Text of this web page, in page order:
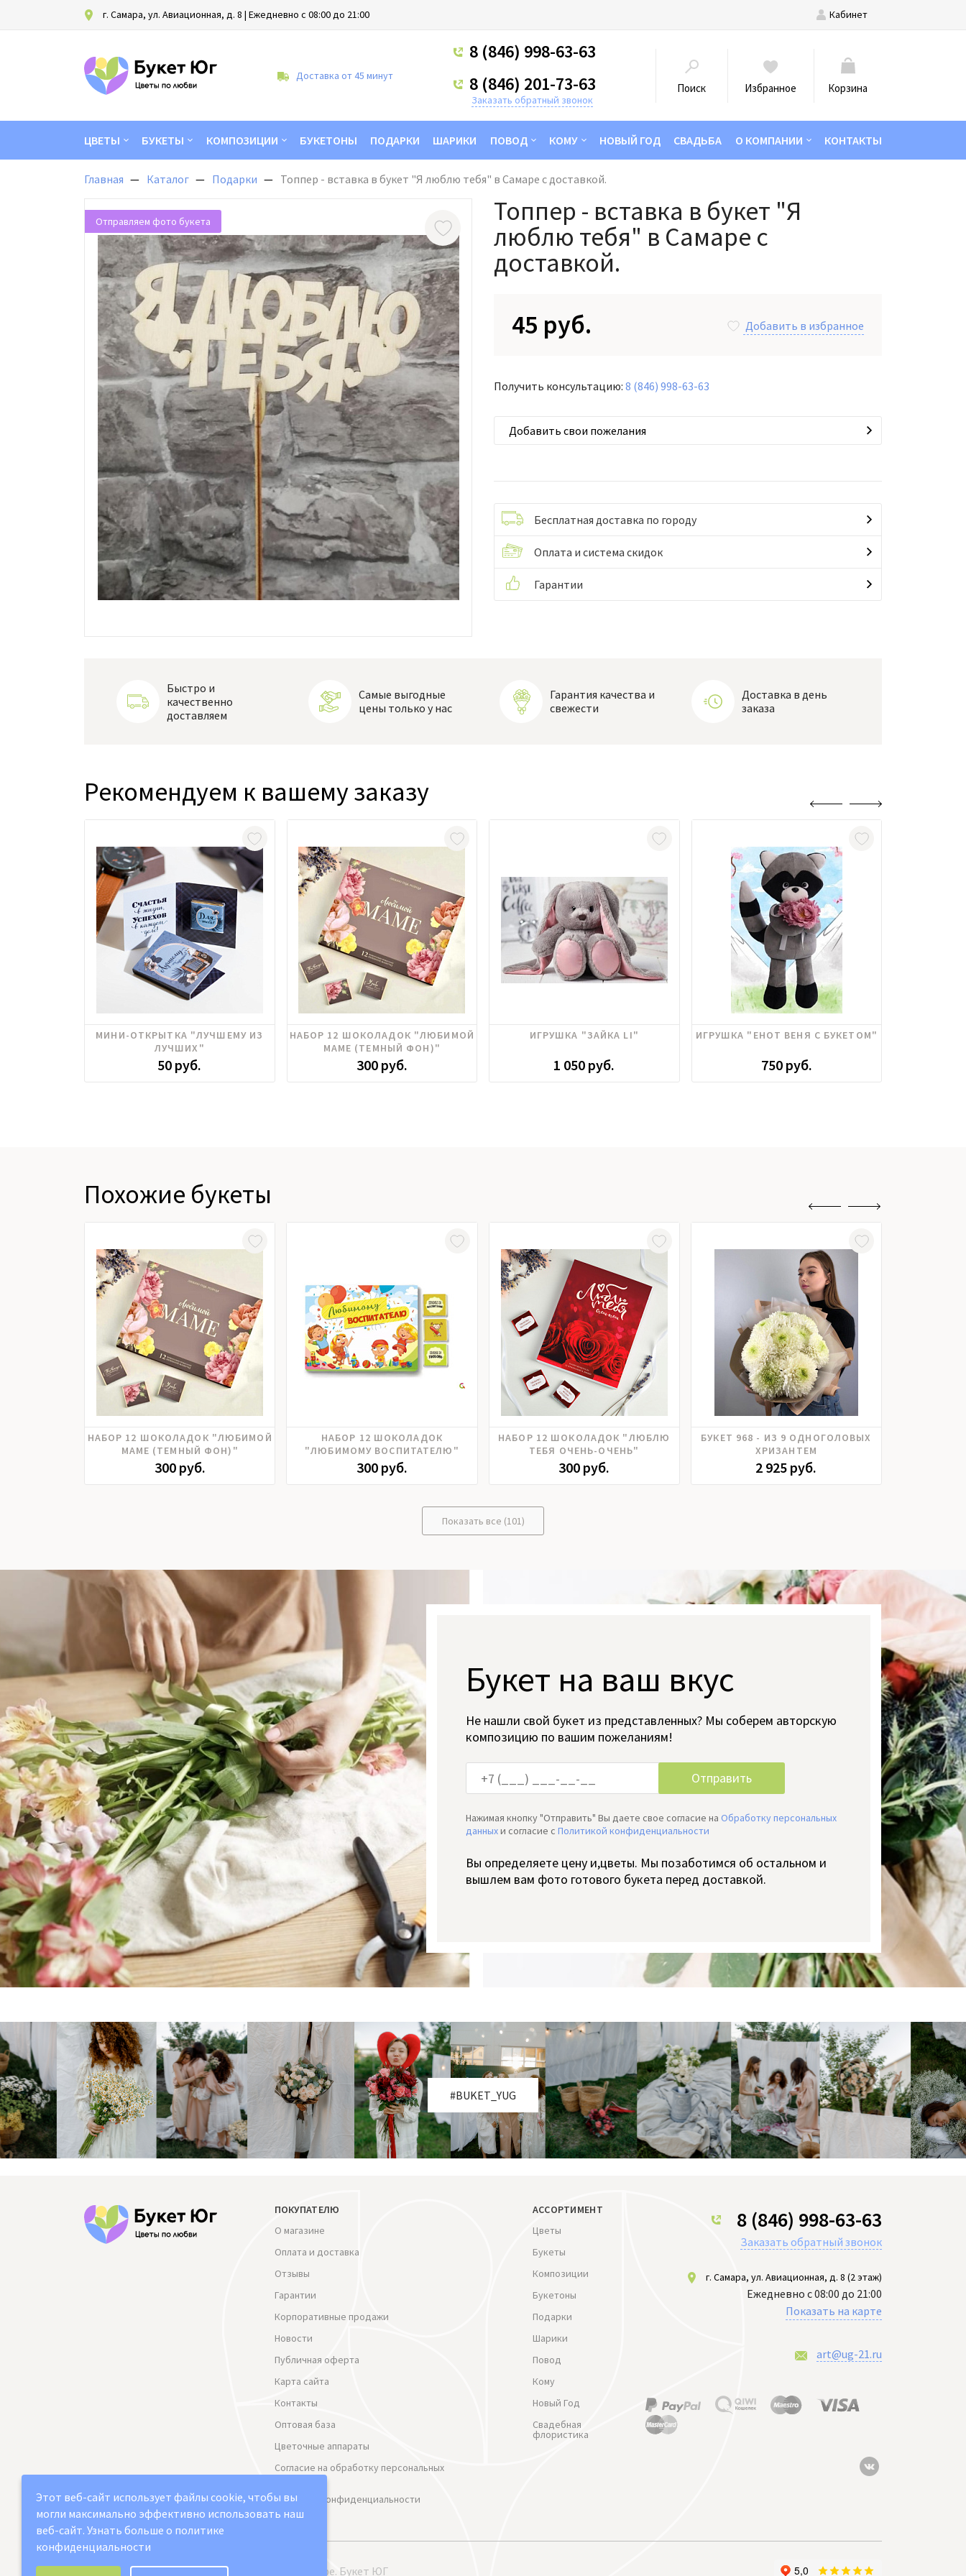
г. Самара, ул. Авиационная, д. 8 | Ежедневно с 08:00 до 21:00 Кабинет
Доставка от 45 минут
8 (846) 998-63-63
8 (846) 201-73-63
Заказать обратный звонок
Поиск Избранное Корзина
ЦВЕТЫ БУКЕТЫ КОМПОЗИЦИИ БУКЕТОНЫ ПОДАРКИ ШАРИКИ ПОВОД КОМУ НОВЫЙ ГОД СВАДЬБА О КОМПАНИИ КОНТАКТЫ
Главная Каталог Подарки Топпер - вставка в букет "Я люблю тебя" в Самаре с доставкой.
Отправляем фото букета
Топпер - вставка в букет "Я
люблю тебя" в Самаре с
доставкой.
45 руб.
Добавить в избранное
Получить консультацию: 8 (846) 998-63-63
Добавить свои пожелания
Бесплатная доставка по городу
Оплата и система скидок
Гарантии
Быстро и
качественно
доставляем
Самые выгодные
цены только у нас
Гарантия качества и
свежести
Доставка в день
заказа
Рекомендуем к вашему заказу
МИНИ-ОТКРЫТКА "ЛУЧШЕМУ ИЗ
ЛУЧШИХ"
50 руб.
НАБОР 12 ШОКОЛАДОК "ЛЮБИМОЙ
МАМЕ (ТЕМНЫЙ ФОН)"
300 руб.
ИГРУШКА "ЗАЙКА LI"
1 050 руб.
ИГРУШКА "ЕНОТ ВЕНЯ С БУКЕТОМ"
750 руб.
Похожие букеты
НАБОР 12 ШОКОЛАДОК "ЛЮБИМОЙ
МАМЕ (ТЕМНЫЙ ФОН)"
300 руб.
НАБОР 12 ШОКОЛАДОК
"ЛЮБИМОМУ ВОСПИТАТЕЛЮ"
300 руб.
НАБОР 12 ШОКОЛАДОК "ЛЮБЛЮ
ТЕБЯ ОЧЕНЬ-ОЧЕНЬ"
300 руб.
Хризантема
БУКЕТ 968 - ИЗ 9 ОДНОГОЛОВЫХ
ХРИЗАНТЕМ
2 925 руб.
Показать все (101)
Букет на ваш вкус
Не нашли свой букет из представленных? Мы соберем авторскую
композицию по вашим пожеланиям!
Нажимая кнопку "Отправить" Вы даете свое согласие на Обработку персональных
данныхи согласие cПолитикой конфиденциальности
Вы определяете цену и,цветы. Мы позаботимся об остальном и
вышлем вам фото готового букета перед доставкой.
#BUKET_YUG
ПОКУПАТЕЛЮ
О магазине
Оплата и доставка
Отзывы
Гарантии
Корпоративные продажи
Новости
Публичная оферта
Карта сайта
Контакты
Оптовая база
Цветочные аппараты
Согласие на обработку персональных
данных
Политика Конфиденциальности
АССОРТИМЕНТ
Цветы
Букеты
Композиции
Букетоны
Подарки
Шарики
Повод
Кому
Новый Год
Свадебная
флористика
8 (846) 998-63-63
Заказать обратный звонок
г. Самара, ул. Авиационная, д. 8 (2 этаж)
Ежедневно с 08:00 до 21:00
Показать на карте
art@ug-21.ru
2021-2026 © "Юг арт" Доставка цветов в Самаре. Букет ЮГ
Этот веб-сайт использует файлы cookie, чтобы вы
могли максимально эффективно использовать наш
веб-сайт. Узнать больше о политике
конфиденциальности
Выберите настройки cookie